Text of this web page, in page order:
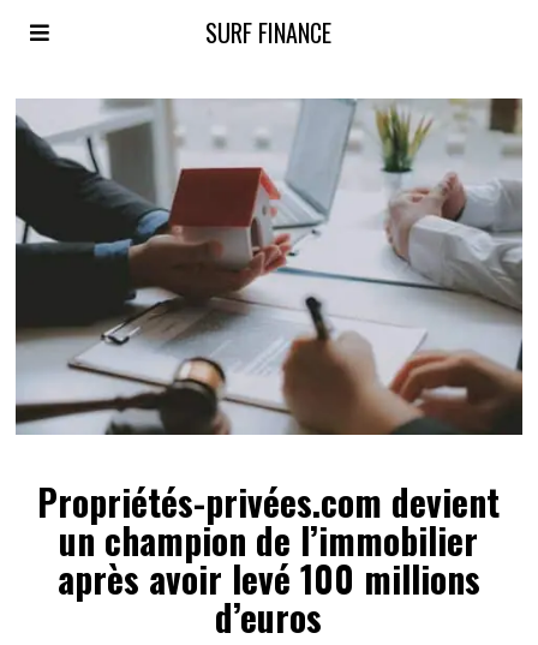
SURF FINANCE
Propriétés-privées.com devient
un champion de l’immobilier
après avoir levé 100 millions
d’euros